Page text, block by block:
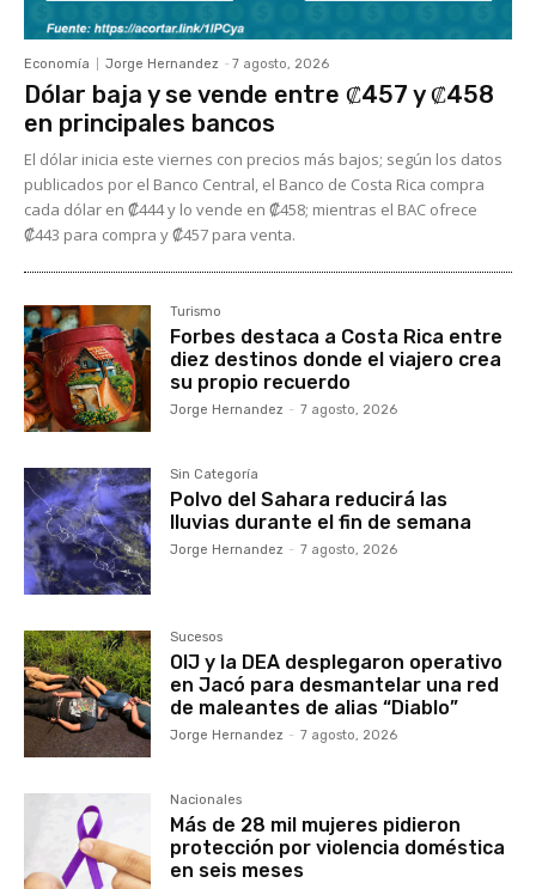
Economía Jorge Hernandez - 7 agosto, 2026
Dólar baja y se vende entre ₡457 y ₡458
en principales bancos
El dólar inicia este viernes con precios más bajos; según los datos
publicados por el Banco Central, el Banco de Costa Rica compra
cada dólar en ₡444 y lo vende en ₡458; mientras el BAC ofrece
₡443 para compra y ₡457 para venta.
Turismo
Forbes destaca a Costa Rica entre
diez destinos donde el viajero crea
su propio recuerdo
Jorge Hernandez - 7 agosto, 2026
Sin Categoría
Polvo del Sahara reducirá las
lluvias durante el fin de semana
Jorge Hernandez - 7 agosto, 2026
Sucesos
OIJ y la DEA desplegaron operativo
en Jacó para desmantelar una red
de maleantes de alias “Diablo”
Jorge Hernandez - 7 agosto, 2026
Nacionales
Más de 28 mil mujeres pidieron
protección por violencia doméstica
en seis meses